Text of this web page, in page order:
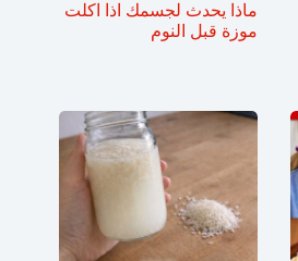
ماذا يحدث لجسمك اذا اكلت
موزة قبل النوم